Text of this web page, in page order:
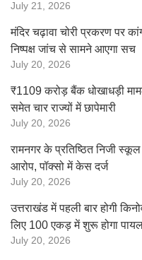
July 21, 2026
मंदिर चढ़ावा चोरी प्रकरण पर
निष्पक्ष जांच से सामने आएगा सच
July 20, 2026
₹1109 करोड़ बैंक धोखाधड़ी
समेत चार राज्यों में छापेमारी
July 20, 2026
रामनगर के प्रतिष्ठित निजी
आरोप, पॉक्सो में केस दर्ज
July 20, 2026
उत्तराखंड में पहली बार होगी
लिए 100 एकड़ में शुरू होगा
July 20, 2026